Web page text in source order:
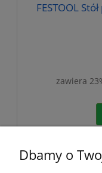
FESTOOL
zawiera
Dbamy o